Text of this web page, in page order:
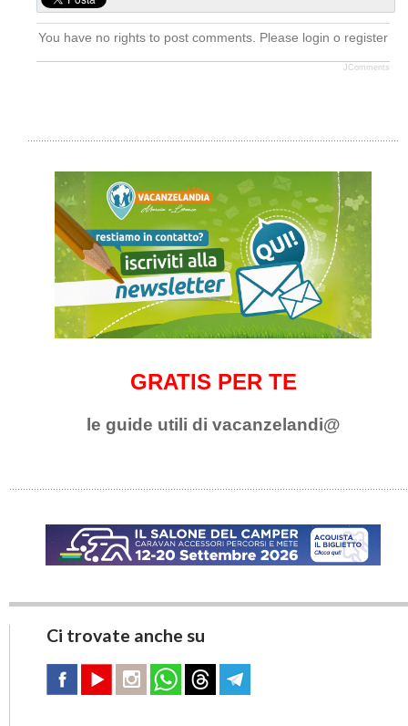
You have no rights to post comments. Please login o register
JComments
GRATIS PER TE
le guide utili di vacanzelandi@
Ci trovate anche su